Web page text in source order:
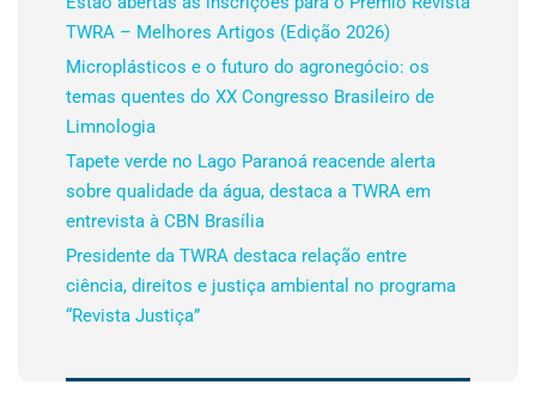
TWRA – Melhores Artigos (Edição 2026)
Microplásticos e o futuro do agronegócio: os
temas quentes do XX Congresso Brasileiro de
Limnologia
Tapete verde no Lago Paranoá reacende alerta
sobre qualidade da água, destaca a TWRA em
entrevista à CBN Brasília
Presidente da TWRA destaca relação entre
ciência, direitos e justiça ambiental no programa
“Revista Justiça”